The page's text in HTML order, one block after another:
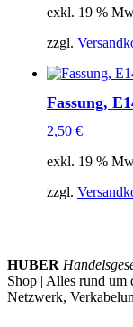
exkl. 19 %
zzgl.
Fassung,
2,50 €
exkl. 19 %
zzgl.
HUBER
Shop | Alles rund um
Netzwerk,